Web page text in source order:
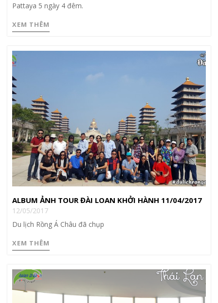
Pattaya 5 ngày 4 đêm.
XEM THÊM
ALBUM ẢNH TOUR ĐÀI LOAN KHỞI HÀNH 11/04/2017
12/05/2017
Du lịch Rồng Á Châu đã chụp
XEM THÊM